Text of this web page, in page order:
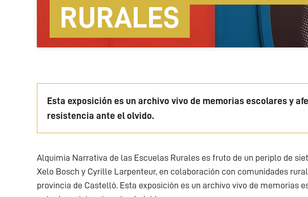
RURALES
Esta exposición es un archivo vivo de memorias escolares y
resistencia ante el olvido.
Alquimia Narrativa de las Escuelas Rurales es fruto de un periplo de
Xelo Bosch y Cyrille Larpenteur, en colaboración con comunidades
provincia de Castelló. Esta exposición es un archivo vivo de memorias